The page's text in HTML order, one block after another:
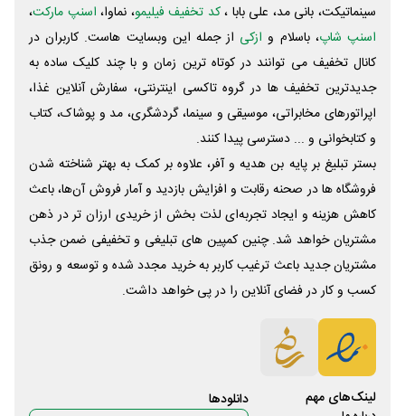
سینماتیکت، بانی مد، علی‌ بابا ،کد تخفیف فیلیمو، نماوا، اسنپ مارکت،
اسنپ شاپ، باسلام و ازکی از جمله این وبسایت ‌هاست. کاربران در
کانال تخفیف می توانند در کوتاه ترین زمان و با چند کلیک ساده به
جدیدترین تخفیف ها در گروه تاکسی اینترنتی، سفارش آنلاین غذا،
اپراتورهای مخابراتی، موسیقی و سینما، گردشگری، مد و پوشاک، کتاب
و کتابخوانی و ... دسترسی پیدا کنند.
بستر تبلیغ بر پایه بن هدیه و آفر، علاوه بر کمک به بهتر شناخته شدن
فروشگاه ها در صحنه رقابت و افزایش بازدید و آمار فروش آن‌ها، باعث
کاهش هزینه و ایجاد تجربه‌ای لذت بخش از خریدی ارزان تر در ذهن
مشتریان خواهد شد. چنین کمپین های تبلیغی و تخفیفی ضمن جذب
مشتریان جدید باعث ترغیب کاربر به خرید مجدد شده و توسعه و رونق
کسب و کار در فضای آنلاین را در پی خواهد داشت.
لینک‌های مهم دانلود‌ها